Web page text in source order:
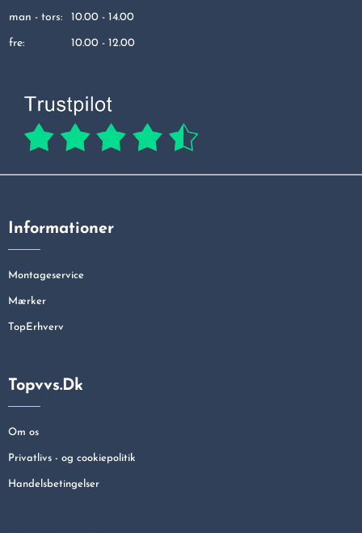
man - tors: 10.00 - 14.00
fre: 10.00 - 12.00
Informationer
Montageservice
Mærker
TopErhverv
Topvvs.dk
Om os
Privatlivs - og cookiepolitik
Handelsbetingelser